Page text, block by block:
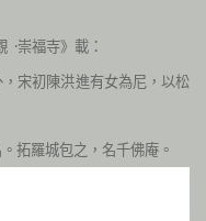
·崇福寺》載：
宋初陳洪進有女為尼，以松
拓羅城包之，名千佛庵。